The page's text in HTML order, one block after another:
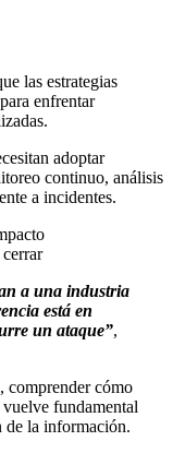
las estrategias
enfrentar
adoptar
continuo, análisis
a incidentes.
a una industria
está en
un ataque”,
comprender cómo
fundamental
de la información.